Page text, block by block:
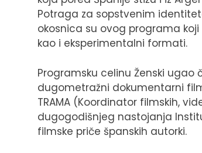
Potraga za sopstvenim
okosnica su ovog programa
kao i eksperimentalni formati.
Programsku celinu Ženski
dugometražni dokumentarni
TRAMA (Koordinator filmskih,
dugogodišnjeg nastojanja
filmske priče španskih autorki.